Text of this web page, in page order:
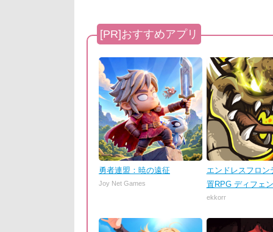
勇者連盟：暁の遠征
Joy Net Games
エンドレスフロン
置RPG ディフェ
ekkorr